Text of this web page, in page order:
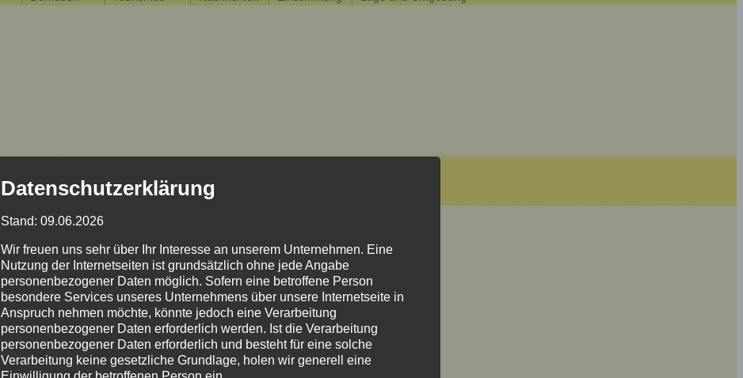
Datenschutzerklärung
Stand: 09.06.2026
Wir freuen uns sehr über Ihr Interesse an unserem Unternehmen. Eine
Nutzung der Internetseiten ist grundsätzlich ohne jede Angabe
personenbezogener Daten möglich. Sofern eine betroffene Person
besondere Services unseres Unternehmens über unsere Internetseite in
Anspruch nehmen möchte, könnte jedoch eine Verarbeitung
personenbezogener Daten erforderlich werden. Ist die Verarbeitung
personenbezogener Daten erforderlich und besteht für eine solche
Verarbeitung keine gesetzliche Grundlage, holen wir generell eine